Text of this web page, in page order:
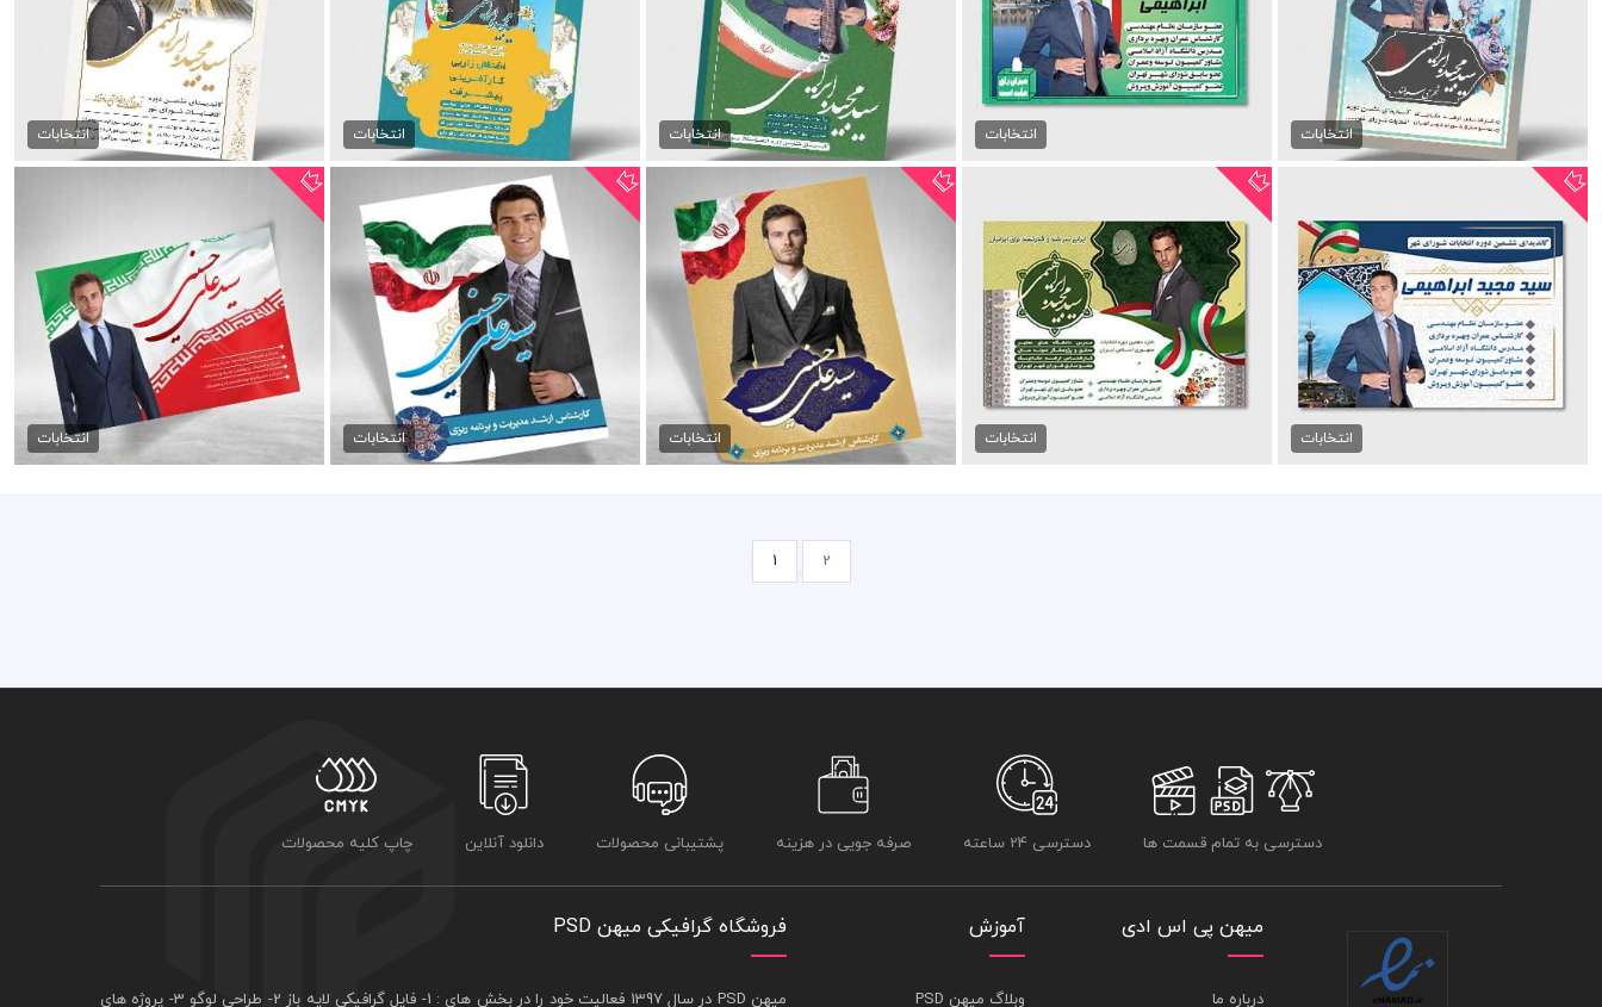
دانلود پوستر psd انتخابات
99,000 تومان
انتخابات
پوستر psd انتخابات
99,000 تومان
انتخابات
دانلود پوستر psd انتخابات...
99,000 تومان
انتخابات
طرح پوستر psd انتخابات مجلس
99,000 تومان
انتخابات
دانلود پوستر نامزد...
15,000 تومان
انتخابات
طرح پوستر نامزد انتخابات...
انتخابات
طرح پوستر نامزد انتخابات
99,000 تومان
انتخابات
پوستر نامزد انتخابات مجلس
99,000 تومان
انتخابات
فایل پوستر انتخابات مجلس
99,000 تومان
انتخابات
پوستر psd انتخابات مجلس
انتخابات
1 2
دسترسی به تمام قسمت ها دسترسی 24 ساعته صرفه جویی در هزینه پشتیبانی محصولات دانلود آنلاین چاپ کلیه محصولات
میهن پی اس ادی
درباره ما
آموزش
وبلاگ میهن PSD
فروشگاه گرافیکی میهن PSD
ميهن PSD در سال 1397 فعاليت خود را در بخش های : 1- فايل گرافيکی لايه باز 2- طراحی لوگو 3- پروژه هاي